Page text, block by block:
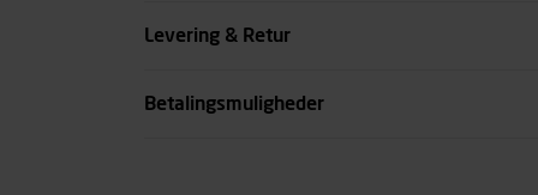
Levering & Retur
Betalingsmuligheder